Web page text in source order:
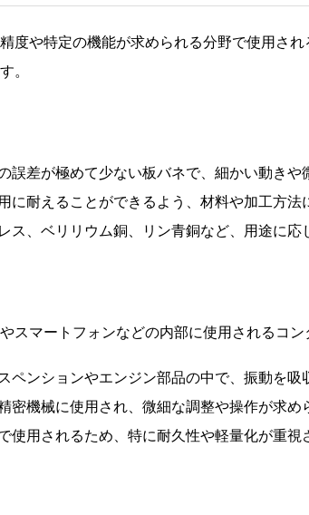
度や特定の機能が求められる分野で使用さ
。
誤差が極めて少ない板バネで、細かい動き
に耐えることができるよう、材料や加工方
ス、ベリリウム銅、リン青銅など、用途に
スマートフォンなどの内部に使用されるコ
ペンションやエンジン部品の中で、振動を
密機械に使用され、微細な調整や操作が求め
使用されるため、特に耐久性や軽量化が重